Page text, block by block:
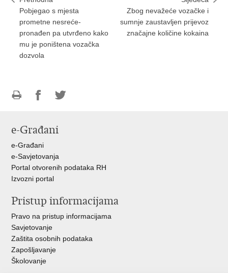
Pobjegao s mjesta
prometne nesreće-
pronađen pa utvrđeno kako
mu je poništena vozačka
dozvola
Zbog nevažeće vozačke i
sumnje zaustavljen prijevoz
značajne količine kokaina
FacebookuTwitteru
e-Građani
e-Građani
e-Savjetovanja
Portal otvorenih podataka RH
Izvozni portal
Pristup informacijama
Pravo na pristup informacijama
Savjetovanje
Zaštita osobnih podataka
Zapošljavanje
Školovanje